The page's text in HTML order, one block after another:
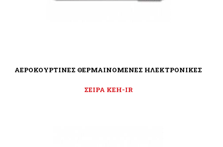
ΑΕΡΟΚΟΥΡΤΙΝΕΣ ΘΕΡΜΑΙΝΟΜΕΝΕΣ ΗΛΕΚΤΡΟΝΙΚΕΣ
ΣΕΙΡΑ KEH-IR